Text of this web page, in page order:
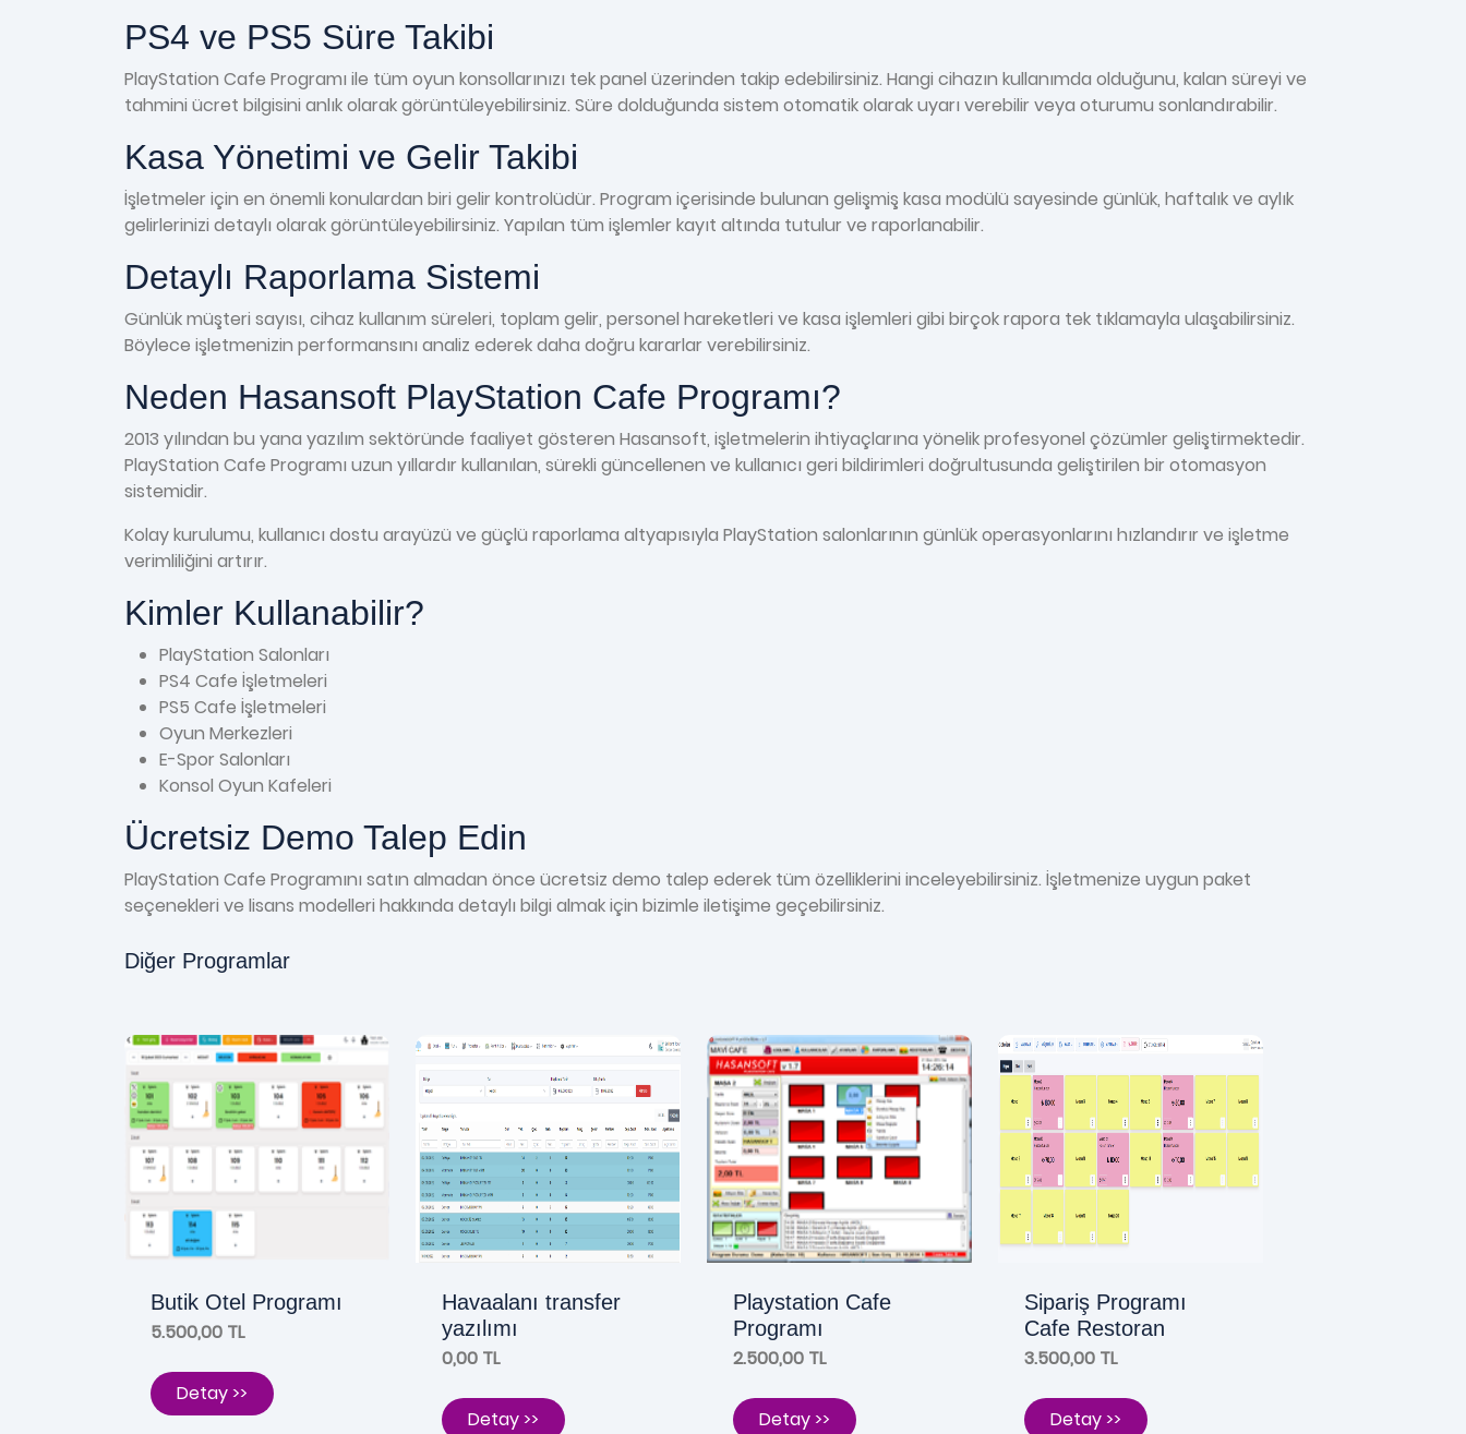
PS4 ve PS5 Süre Takibi
PlayStation Cafe Programı ile tüm oyun konsollarınızı tek panel üzerinden takip edebilirsiniz. Hangi cihazın kullanımda olduğunu, kalan süreyi ve
tahmini ücret bilgisini anlık olarak görüntüleyebilirsiniz. Süre dolduğunda sistem otomatik olarak uyarı verebilir veya oturumu sonlandırabilir.
Kasa Yönetimi ve Gelir Takibi
İşletmeler için en önemli konulardan biri gelir kontrolüdür. Program içerisinde bulunan gelişmiş kasa modülü sayesinde günlük, haftalık ve aylık
gelirlerinizi detaylı olarak görüntüleyebilirsiniz. Yapılan tüm işlemler kayıt altında tutulur ve raporlanabilir.
Detaylı Raporlama Sistemi
Günlük müşteri sayısı, cihaz kullanım süreleri, toplam gelir, personel hareketleri ve kasa işlemleri gibi birçok rapora tek tıklamayla ulaşabilirsiniz.
Böylece işletmenizin performansını analiz ederek daha doğru kararlar verebilirsiniz.
Neden Hasansoft PlayStation Cafe Programı?
2013 yılından bu yana yazılım sektöründe faaliyet gösteren Hasansoft, işletmelerin ihtiyaçlarına yönelik profesyonel çözümler geliştirmektedir.
PlayStation Cafe Programı uzun yıllardır kullanılan, sürekli güncellenen ve kullanıcı geri bildirimleri doğrultusunda geliştirilen bir otomasyon
sistemidir.
Kolay kurulumu, kullanıcı dostu arayüzü ve güçlü raporlama altyapısıyla PlayStation salonlarının günlük operasyonlarını hızlandırır ve işletme
verimliliğini artırır.
Kimler Kullanabilir?
PlayStation Salonları
PS4 Cafe İşletmeleri
PS5 Cafe İşletmeleri
Oyun Merkezleri
E-Spor Salonları
Konsol Oyun Kafeleri
Ücretsiz Demo Talep Edin
PlayStation Cafe Programını satın almadan önce ücretsiz demo talep ederek tüm özelliklerini inceleyebilirsiniz. İşletmenize uygun paket
seçenekleri ve lisans modelleri hakkında detaylı bilgi almak için bizimle iletişime geçebilirsiniz.
Diğer Programlar
Butik Otel Programı
5.500,00 TL
Detay >>
Havaalanı transfer
yazılımı
0,00 TL
Detay >>
Playstation Cafe
Programı
2.500,00 TL
Detay >>
Sipariş Programı
Cafe Restoran
3.500,00 TL
Detay >>